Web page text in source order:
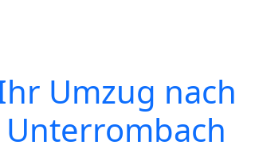
Umzug nach
Unterrombach